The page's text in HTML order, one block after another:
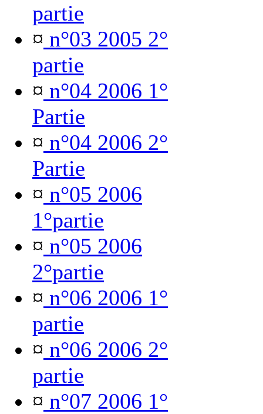
partie
¤ n°03 2005 2°
partie
¤ n°04 2006 1°
Partie
¤ n°04 2006 2°
Partie
¤ n°05 2006
1°partie
¤ n°05 2006
2°partie
¤ n°06 2006 1°
partie
¤ n°06 2006 2°
partie
¤ n°07 2006 1°